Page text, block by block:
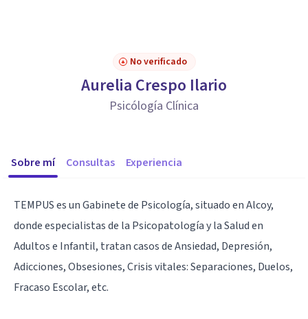
No verificado
Aurelia Crespo Ilario
Psicólogía Clínica
Sobre mí Consultas Experiencia
TEMPUS es un Gabinete de Psicología, situado en Alcoy,
donde especialistas de la Psicopatología y la Salud en
Adultos e Infantil, tratan casos de Ansiedad, Depresión,
Adicciones, Obsesiones, Crisis vitales: Separaciones, Duelos,
Fracaso Escolar, etc.